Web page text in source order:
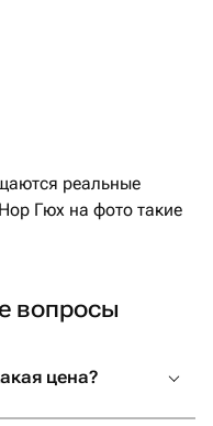
реальные
Гюх на фото такие
вопросы
цена?